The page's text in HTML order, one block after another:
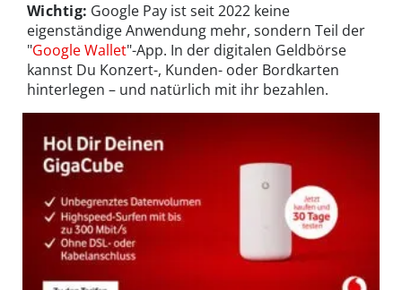
Wichtig: Google Pay ist seit 2022 keine
eigenständige Anwendung mehr, sondern Teil der
"Google Wallet"-App. In der digitalen Geldbörse
kannst Du Konzert-, Kunden- oder Bordkarten
hinterlegen – und natürlich mit ihr bezahlen.